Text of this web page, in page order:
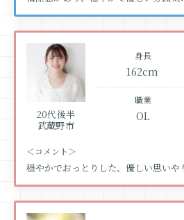
20代後半
武蔵野市
身長
162cm
職業
OL
＜コメント＞
穏やかでおっとりした、優しい思いや